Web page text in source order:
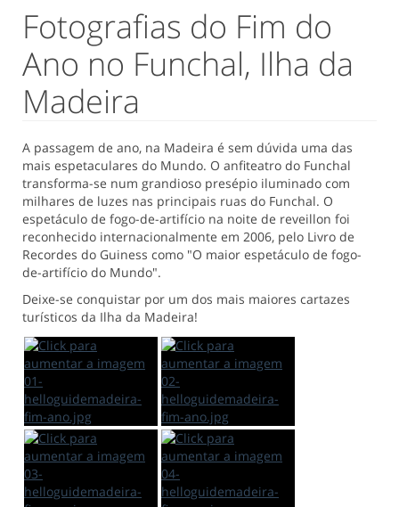
Fotografias do Fim do
Ano no Funchal, Ilha da
Madeira
A passagem de ano, na Madeira é sem dúvida uma das
mais espetaculares do Mundo. O anfiteatro do Funchal
transforma-se num grandioso presépio iluminado com
milhares de luzes nas principais ruas do Funchal. O
espetáculo de fogo-de-artifício na noite de reveillon foi
reconhecido internacionalmente em 2006, pelo Livro de
Recordes do Guiness como "O maior espetáculo de fogo-
de-artifício do Mundo".
Deixe-se conquistar por um dos mais maiores cartazes
turísticos da Ilha da Madeira!